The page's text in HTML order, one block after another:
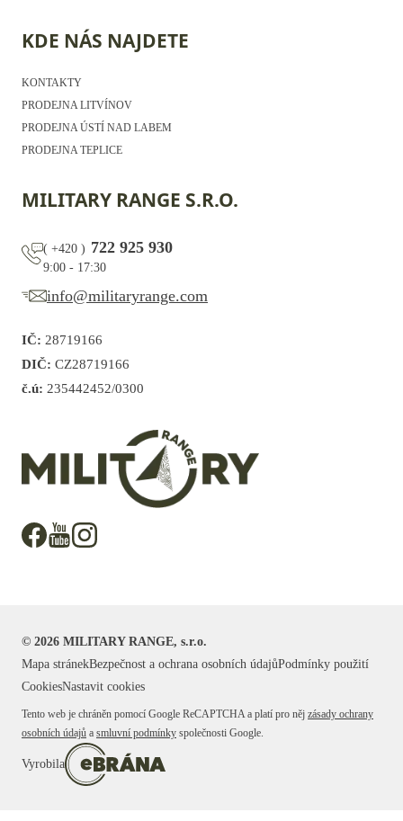
KDE NÁS NAJDETE
KONTAKTY
PRODEJNA LITVÍNOV
PRODEJNA ÚSTÍ NAD LABEM
PRODEJNA TEPLICE
MILITARY RANGE S.R.O.
( +420 ) 722 925 930
9:00 - 17:30
info@militaryrange.com
IČ: 28719166
DIČ: CZ28719166
č.ú: 235442452/0300
© 2026 MILITARY RANGE, s.r.o.
Mapa stránekBezpečnost a ochrana osobních údajůPodmínky použití
CookiesNastavit cookies
Tento web je chráněn pomocí Google ReCAPTCHA a platí pro něj zásady ochrany
osobních údajů a smluvní podmínky společnosti Google.
Vyrobila